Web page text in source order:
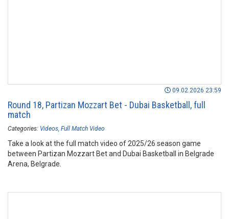
09.02.2026 23:59
Round 18, Partizan Mozzart Bet - Dubai Basketball, full
match
Categories: Videos Full Match Video
Take a look at the full match video of 2025/26 season game
between Partizan Mozzart Bet and Dubai Basketball in Belgrade
Arena, Belgrade.